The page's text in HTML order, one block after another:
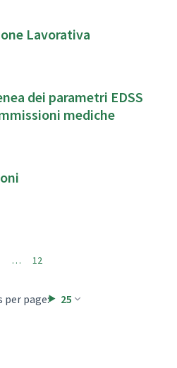
Lavorativa
dei parametri EDSS
mediche
per page: 25
… 12